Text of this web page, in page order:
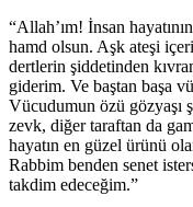
“Allah’ım! İnsan
hamd olsun. Aşk ateşi
dertlerin şiddetinden
giderim. Ve baştan başa
Vücudumun özü gözyaşı
zevk, diğer taraftan da
hayatın en güzel ürünü
Rabbim benden senet
takdim edeceğim.”